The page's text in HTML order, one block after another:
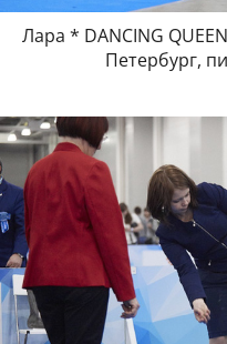
Лара * DANCING
Петербург,